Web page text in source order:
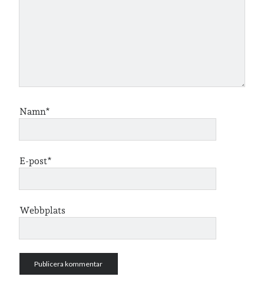
Skriva släkt stockholm te
teater tågsemester utflykter
vandring veckoincheckning
vegan viktiga händelser
vänner
årssammanfattningar öland
Namn*
E-post*
Webbplats